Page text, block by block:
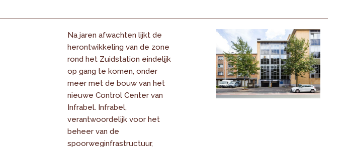
Na jaren afwachten lijkt de
herontwikkeling van de zone
rond het Zuidstation eindelijk
op gang te komen, onder
meer met de bouw van het
nieuwe Control Center van
Infrabel. Infrabel,
verantwoordelijk voor het
beheer van de
spoorweginfrastructuur,